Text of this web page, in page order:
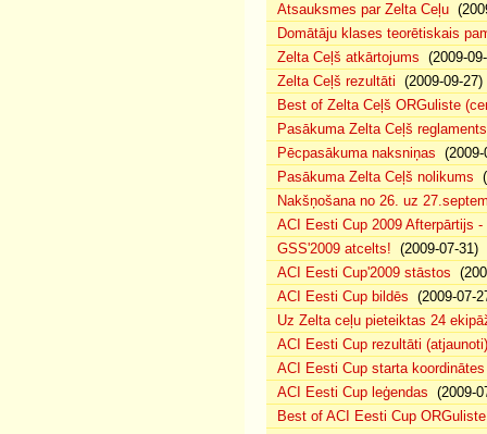
Atsauksmes par Zelta Ceļu
Domātāju klases teorētiskais
Zelta Ceļš atkārtojums (2009-
Zelta Ceļš rezultāti (2009-09-27)
Best of Zelta Ceļš ORGuliste
Pasākuma Zelta Ceļš reglaments
Pēcpasākuma naksniņas (2009-
Pasākuma Zelta Ceļš nolikums
Nakšņošana no 26. uz
ACI Eesti Cup 2009 Afterpārtijs -
GSS'2009 atcelts! (2009-07-31)
ACI Eesti Cup'2009 stāstos
ACI Eesti Cup bildēs (2009-07-
Uz Zelta ceļu pieteiktas 24
ACI Eesti Cup rezultāti (atjaunoti)
ACI Eesti Cup starta koordinātes
ACI Eesti Cup leģendas (2009-
Best of ACI Eesti Cup